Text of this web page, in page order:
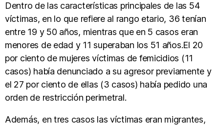
Dentro de las características principales de las 54
víctimas, en lo que refiere al rango etario, 36 tenían
entre 19 y 50 años, mientras que en 5 casos eran
menores de edad y 11 superaban los 51 años.El 20
por ciento de mujeres víctimas de femicidios (11
casos) había denunciado a su agresor previamente y
el 27 por ciento de ellas (3 casos) había pedido una
orden de restricción perimetral.
Además, en tres casos las víctimas eran migrantes,